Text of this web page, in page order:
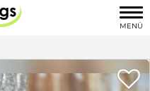
MENÜ
